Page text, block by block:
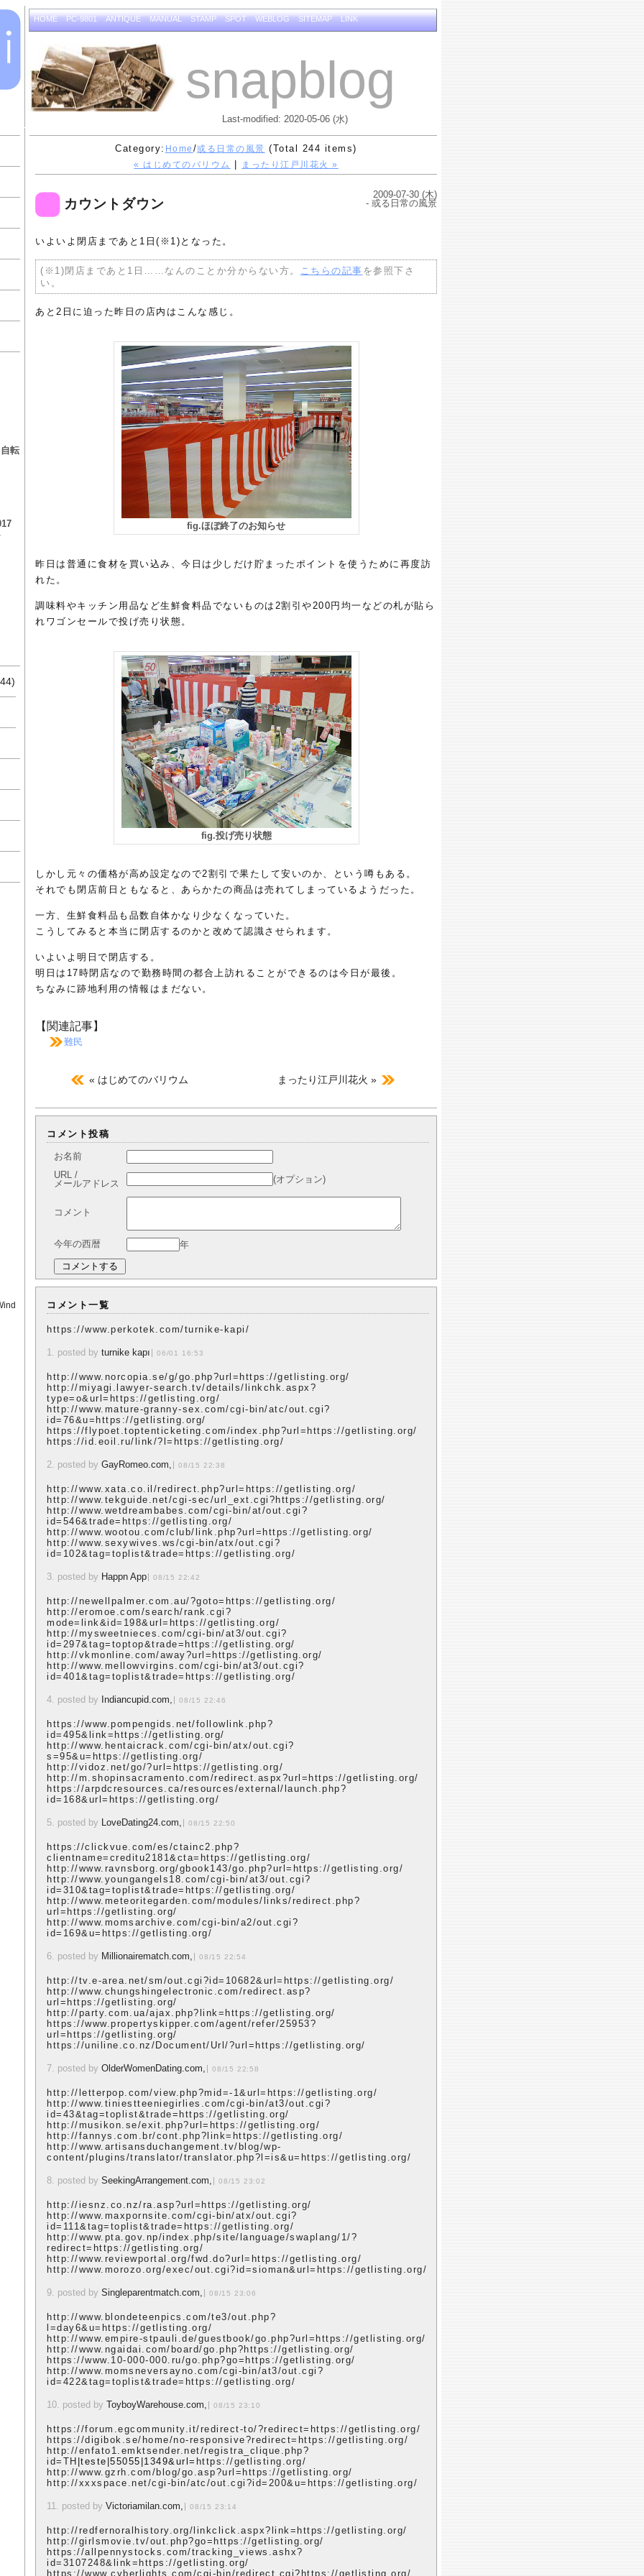
HOME PC-9801 ANTIQUE MANUAL STAMP SPOT WEBLOG SITEMAP LINK
snapblog
Last-modified: 2020-05-06 (水)
転
Category: Home /或る日常の風景 (Total 244 items)
« はじめてのバリウム まったり江戸川花火 »
カウントダウン
2009-07-30 (木)
- 或る日常の風景
いよいよ閉店まであと1日(※1)となった。
(※1)閉店まであと1日……なんのことか分からない方。 こちらの記事 を参照下さ
い。
あと2日に迫った昨日の店内はこんな感じ。
fig.ほぼ終了のお知らせ
昨日は普通に食材を買い込み、今日は少しだけ貯まったポイントを使うために再度訪
れた。
調味料やキッチン用品など生鮮食料品でないものは2割引や200円均一などの札が貼ら
れワゴンセールで投げ売り状態。
fig.投げ売り状態
しかし元々の価格が高め設定なので2割引で果たして安いのか、という噂もある。
それでも閉店前日ともなると、あらかたの商品は売れてしまっているようだった。
一方、生鮮食料品も品数自体かなり少なくなっていた。
こうしてみると本当に閉店するのかと改めて認識させられます。
いよいよ明日で閉店する。
明日は17時閉店なので勤務時間の都合上訪れることができるのは今日が最後。
ちなみに跡地利用の情報はまだない。
【関連記事】
難民
« はじめてのバリウム まったり江戸川花火 »
コメント投稿
お名前
URL /
メールアドレス
(オプション)
コメント
今年の西暦 年
コメント一覧
https://www.perkotek.com/turnike-kapi/
1. posted by turnike kapı 06/01 16:53
http://www.norcopia.se/g/go.php?url=https://getlisting.org/
http://miyagi.lawyer-search.tv/details/linkchk.aspx?
type=o&url=https://getlisting.org/
http://www.mature-granny-sex.com/cgi-bin/atc/out.cgi?
id=76&u=https://getlisting.org/
https://flypoet.toptenticketing.com/index.php?url=https://getlisting.org/
https://id.eoil.ru/link/?l=https://getlisting.org/
2. posted by GayRomeo.com, 08/15 22:38
http://www.xata.co.il/redirect.php?url=https://getlisting.org/
http://www.tekguide.net/cgi-sec/url_ext.cgi?https://getlisting.org/
http://www.wetdreambabes.com/cgi-bin/at/out.cgi?
id=546&trade=https://getlisting.org/
http://www.wootou.com/club/link.php?url=https://getlisting.org/
http://www.sexywives.ws/cgi-bin/atx/out.cgi?
id=102&tag=toplist&trade=https://getlisting.org/
3. posted by Happn App 08/15 22:42
http://newellpalmer.com.au/?goto=https://getlisting.org/
http://eromoe.com/search/rank.cgi?
mode=link&id=198&url=https://getlisting.org/
http://mysweetnieces.com/cgi-bin/at3/out.cgi?
id=297&tag=toptop&trade=https://getlisting.org/
http://vkmonline.com/away?url=https://getlisting.org/
http://www.mellowvirgins.com/cgi-bin/at3/out.cgi?
id=401&tag=toplist&trade=https://getlisting.org/
4. posted by Indiancupid.com, 08/15 22:46
https://www.pompengids.net/followlink.php?
id=495&link=https://getlisting.org/
http://www.hentaicrack.com/cgi-bin/atx/out.cgi?
s=95&u=https://getlisting.org/
http://vidoz.net/go/?url=https://getlisting.org/
http://m.shopinsacramento.com/redirect.aspx?url=https://getlisting.org/
https://arpdcresources.ca/resources/external/launch.php?
id=168&url=https://getlisting.org/
5. posted by LoveDating24.com, 08/15 22:50
https://clickvue.com/es/ctainc2.php?
clientname=creditu2181&cta=https://getlisting.org/
http://www.ravnsborg.org/gbook143/go.php?url=https://getlisting.org/
http://www.youngangels18.com/cgi-bin/at3/out.cgi?
id=310&tag=toplist&trade=https://getlisting.org/
http://www.meteoritegarden.com/modules/links/redirect.php?
url=https://getlisting.org/
http://www.momsarchive.com/cgi-bin/a2/out.cgi?
id=169&u=https://getlisting.org/
6. posted by Millionairematch.com, 08/15 22:54
http://tv.e-area.net/sm/out.cgi?id=10682&url=https://getlisting.org/
http://www.chungshingelectronic.com/redirect.asp?
url=https://getlisting.org/
http://party.com.ua/ajax.php?link=https://getlisting.org/
https://www.propertyskipper.com/agent/refer/25953?
url=https://getlisting.org/
https://uniline.co.nz/Document/Url/?url=https://getlisting.org/
7. posted by OlderWomenDating.com, 08/15 22:58
http://letterpop.com/view.php?mid=-1&url=https://getlisting.org/
http://www.tiniestteeniegirlies.com/cgi-bin/at3/out.cgi?
id=43&tag=toplist&trade=https://getlisting.org/
http://musikon.se/exit.php?url=https://getlisting.org/
http://fannys.com.br/cont.php?link=https://getlisting.org/
http://www.artisansduchangement.tv/blog/wp-
content/plugins/translator/translator.php?l=is&u=https://getlisting.org/
8. posted by SeekingArrangement.com, 08/15 23:02
http://iesnz.co.nz/ra.asp?url=https://getlisting.org/
http://www.maxpornsite.com/cgi-bin/atx/out.cgi?
id=111&tag=toplist&trade=https://getlisting.org/
http://www.pta.gov.np/index.php/site/language/swaplang/1/?
redirect=https://getlisting.org/
http://www.reviewportal.org/fwd.do?url=https://getlisting.org/
http://www.morozo.org/exec/out.cgi?id=sioman&url=https://getlisting.org/
9. posted by Singleparentmatch.com, 08/15 23:06
http://www.blondeteenpics.com/te3/out.php?
l=day6&u=https://getlisting.org/
http://www.empire-stpauli.de/guestbook/go.php?url=https://getlisting.org/
http://www.ngaidai.com/board/go.php?https://getlisting.org/
https://www.10-000-000.ru/go.php?go=https://getlisting.org/
http://www.momsneversayno.com/cgi-bin/at3/out.cgi?
id=422&tag=toplist&trade=https://getlisting.org/
10. posted by ToyboyWarehouse.com, 08/15 23:10
https://forum.egcommunity.it/redirect-to/?redirect=https://getlisting.org/
https://digibok.se/home/no-responsive?redirect=https://getlisting.org/
http://enfato1.emktsender.net/registra_clique.php?
id=TH |teste|55055|1349&url= https://getlisting.org/
http://www.gzrh.com/blog/go.asp?url=https://getlisting.org/
http://xxxspace.net/cgi-bin/atc/out.cgi?id=200&u=https://getlisting.org/
11. posted by Victoriamilan.com, 08/15 23:14
http://redfernoralhistory.org/linkclick.aspx?link=https://getlisting.org/
http://girlsmovie.tv/out.php?go=https://getlisting.org/
https://allpennystocks.com/tracking_views.ashx?
id=3107248&link=https://getlisting.org/
https://www.cyberlights.com/cgi-bin/redirect.cgi?https://getlisting.org/